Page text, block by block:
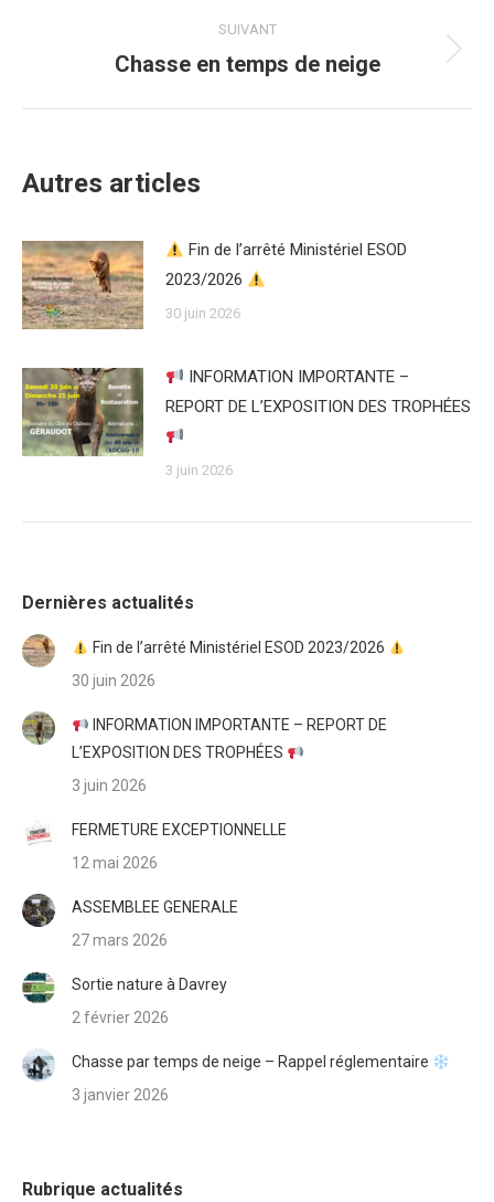
:
SUIVANT
Article
Chasse en temps de neige
Autres articles
Fin de l’arrêté Ministériel ESOD
2023/2026
30 juin 2026
INFORMATION IMPORTANTE –
REPORT DE L’EXPOSITION DES TROPHÉES
3 juin 2026
Dernières actualités
Fin de l’arrêté Ministériel ESOD 2023/2026
30 juin 2026
INFORMATION IMPORTANTE – REPORT DE
L’EXPOSITION DES TROPHÉES
3 juin 2026
FERMETURE EXCEPTIONNELLE
12 mai 2026
ASSEMBLEE GENERALE
27 mars 2026
Sortie nature à Davrey
2 février 2026
Chasse par temps de neige – Rappel réglementaire
3 janvier 2026
Rubrique actualités